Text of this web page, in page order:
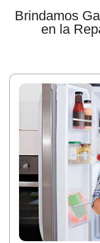
Brindamos
en la